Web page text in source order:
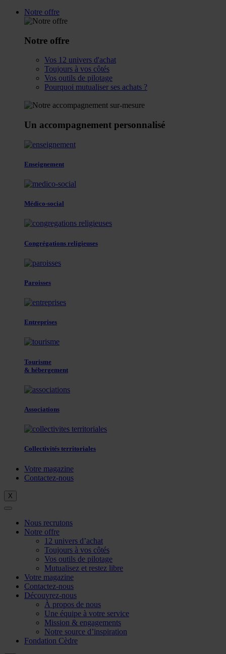
Notre offre
Notre offre
Vos 12 univers d'achat
Toujours à vos côtés
Vos outils de pilotage
Pourquoi mutualiser ses achats ?
Un accompagnement personnalisé
Enseignement
Médico-social
Congrégations religieuses
Paroisses
Entreprises
Tourisme
& hébergement
Associations
Collectivités territoriales
Votre magazine
Contactez-nous
X
Nous recrutons
Notre offre
12 univers d’achat
Toujours à vos côtés
Vos outils de pilotage
Mutualisez et restez libre
Votre magazine
Contactez-nous
Découvrez-nous
À propos de nous
Une équipe à votre service
Mission & engagements
Notre source d’inspiration
Fondation Cèdre